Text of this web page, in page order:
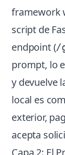
framework
script de
endpoint (/
prompt, lo
y devuelve
local es
exterior,
acepta
Capa 2: El